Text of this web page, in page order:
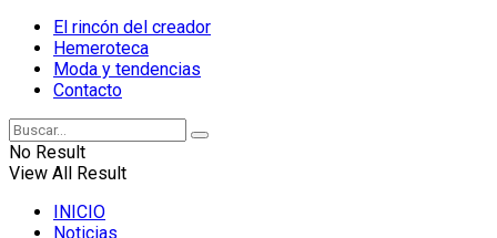
El rincón del creador
Hemeroteca
Moda y tendencias
Contacto
No Result
View All Result
INICIO
Noticias